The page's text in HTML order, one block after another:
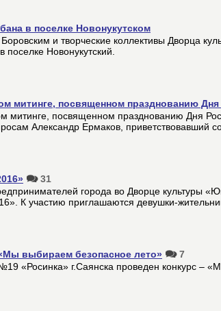
в поселке Новонукутском
и творческие коллективы Дворца
Новонукутский.
митинге, посвященном празднованию Дня
митинге, посвященном празднованию Дня
Александр Ермаков, приветствовавший
31
города во Дворце культуры
К участию приглашаются девушки-
выбираем безопасное лето»
7
«Росинка» г.Саянска проведен конкурс –